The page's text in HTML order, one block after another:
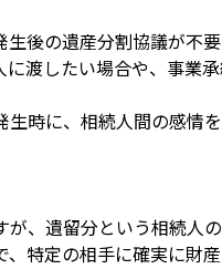
後の遺産分割協議が不
渡したい場合や、事業
時に、相続人間の感情
、遺留分という相続人
特定の相手に確実に財産